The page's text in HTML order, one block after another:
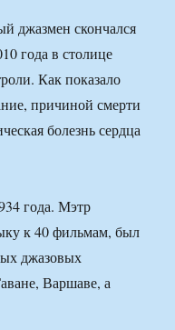
джазмен скончался
года в столице
Как показало
причиной смерти
болезнь сердца
года. Мэтр
к 40 фильмам, был
джазовых
Варшаве, а